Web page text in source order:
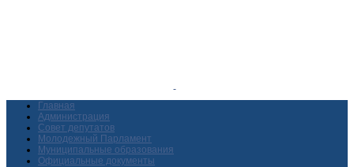
Главная
Администрация
Совет депутатов
Молодежный Парламент
Муниципальные образования
Официальные документы